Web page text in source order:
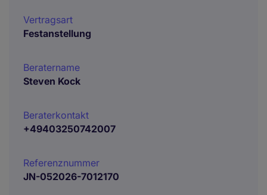
Vertragsart
Festanstellung
Beratername
Steven Kock
Beraterkontakt
+49403250742007
Referenznummer
JN-052026-7012170